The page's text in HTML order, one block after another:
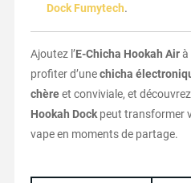
Dock Fumytech.
Ajoutez l’E-Chicha Hookah Airà
profiter d’unechicha
chèreet conviviale, et
Hookah Dockpeut transformer
vape en moments de partage.